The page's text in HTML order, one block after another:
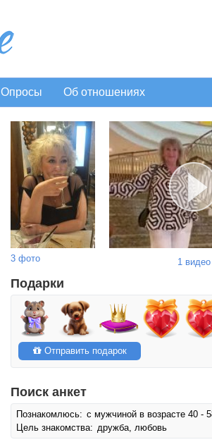
Опросы Об отношениях
3 фото 1 видео
Подарки
Отправить подарок
Поиск анкет
Познакомлюсь: с мужчиной в возрасте 40 -
Цель знакомства: дружба, любовь